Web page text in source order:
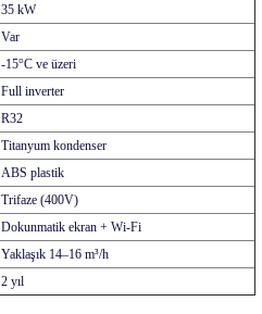
35 kW
Var
-15°C ve üzeri
Full inverter
R32
Titanyum kondenser
ABS plastik
Trifaze (400V)
Dokunmatik ekran + Wi-Fi
Yaklaşık 14–16 m³/h
2 yıl